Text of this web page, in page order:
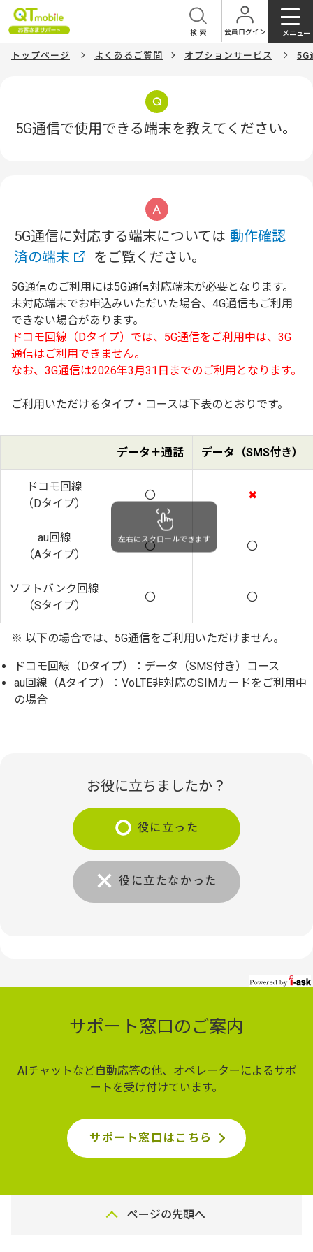
会員ログイン
検索 メニュー
トップページ よくあるご質問 オプションサービス 5G
5G通信で使用できる端末を教えてください。
5G通信に対応する端末については 動作確認
済の端末
をご覧ください。
5G通信のご利用には5G通信対応端末が必要となります。
未対応端末でお申込みいただいた場合、4G通信もご利用
できない場合があります。
ドコモ回線（Dタイプ）では、5G通信をご利用中は、3G
通信はご利用できません。
なお、3G通信は2026年3月31日までのご利用となります。
ご利用いただけるタイプ・コースは下表のとおりです。
データ＋通話 データ（SMS付き）
ドコモ回線
（Dタイプ）
〇 ✖
au回線
（Aタイプ）
〇 〇
ソフトバンク回線
（Sタイプ）
〇 〇
左右にスクロールできます
※ 以下の場合では、5G通信をご利用いただけません。
ドコモ回線（Dタイプ）：データ（SMS付き）コース
au回線（Aタイプ）：VoLTE非対応のSIMカードをご利用中
の場合
お役に立ちましたか？
役に立った
役に立たなかった
サポート窓口のご案内
AIチャットなど自動応答の他、オペレーターによるサポ
ートを受け付けています。
サポート窓口はこちら
ページの先頭へ